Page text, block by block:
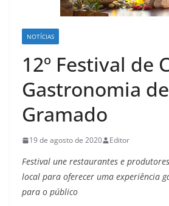
NOTÍCIAS
12º Festival de
Gastronomia de
Gramado
19 de agosto de 2020 Editor
Festival une restaurantes e
local para oferecer uma experiência
para o público